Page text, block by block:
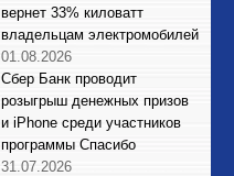
вернет 33% киловатт
владельцам электромобилей
01.08.2026
Сбер Банк проводит
розыгрыш денежных призов
и iPhone среди участников
программы Спасибо
31.07.2026